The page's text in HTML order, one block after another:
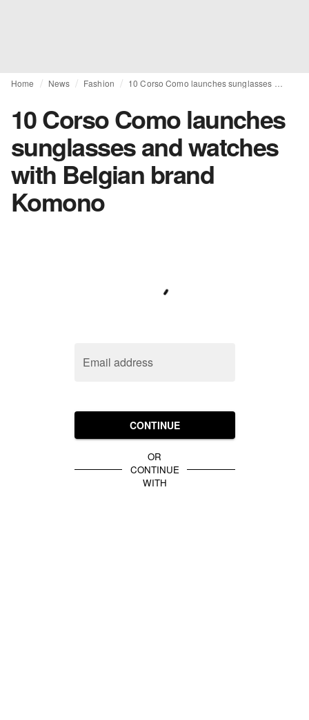
Home News Fashion
10 Corso Como launches
sunglasses and watches
with Belgian brand
Komono
Email address
CONTINUE
OR
CONTINUE
WITH